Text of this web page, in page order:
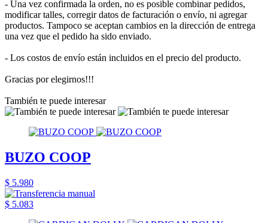
- Una vez confirmada la orden, no es posible combinar pedidos,
modificar talles, corregir datos de facturación o envío, ni agregar
productos. Tampoco se aceptan cambios en la dirección de entrega
una vez que el pedido ha sido enviado.
- Los costos de envío están incluidos en el precio del producto.
Gracias por elegirnos!!!
También te puede interesar
BUZO COOP
$ 5.980
$ 5.083